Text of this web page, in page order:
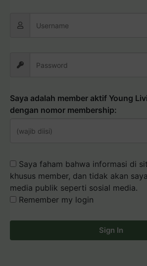
Saya adalah member aktif Young
dengan nomor membership:
Saya faham bahwa informasi di
khusus member, dan tidak akan
media publik seperti sosial media.
Remember my login
Sign In